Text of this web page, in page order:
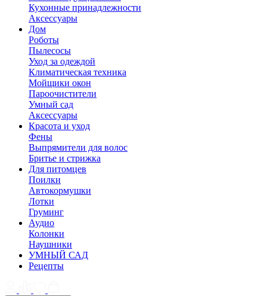
Кухонные принадлежности
Аксессуары
Дом
Роботы
Пылесосы
Уход за одеждой
Климатическая техника
Мойщики окон
Пароочистители
Умный сад
Аксессуары
Красота и уход
Фены
Выпрямители для волос
Бритье и стрижка
Для питомцев
Поилки
Автокормушки
Лотки
Груминг
Аудио
Колонки
Наушники
УМНЫЙ САД
Рецепты